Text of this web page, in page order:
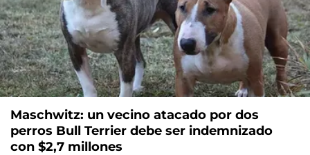
Maschwitz: un vecino atacado por dos
perros Bull Terrier debe ser indemnizado
con $2,7 millones